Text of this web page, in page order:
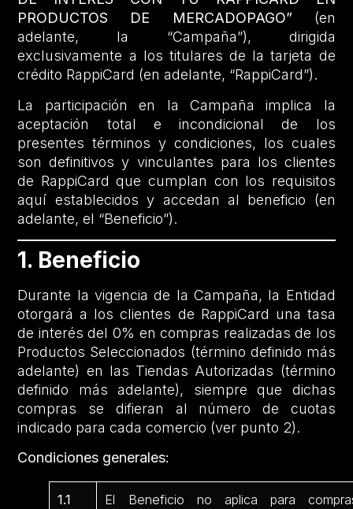
PRODUCTOS DE MERCADOPAGO” (en
adelante, la “Campaña”), dirigida
exclusivamente a los titulares de la tarjeta de
crédito RappiCard (en adelante, “RappiCard”).
La participación en la Campaña implica la
aceptación total e incondicional de los
presentes términos y condiciones, los cuales
son definitivos y vinculantes para los clientes
de RappiCard que cumplan con los requisitos
aquí establecidos y accedan al beneficio (en
adelante, el “Beneficio”).
1. Beneficio
Durante la vigencia de la Campaña, la Entidad
otorgará a los clientes de RappiCard una tasa
de interés del 0% en compras realizadas de los
Productos Seleccionados (término definido más
adelante) en las Tiendas Autorizadas (término
definido más adelante), siempre que dichas
compras se difieran al número de cuotas
indicado para cada comercio (ver punto 2).
Condiciones generales:
1.1
El Beneficio no aplica para